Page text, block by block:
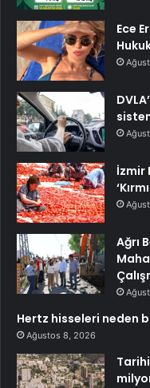
Ece
İzmir
Ağrı
Hertz hisseleri neden
Ağustos 8, 2026